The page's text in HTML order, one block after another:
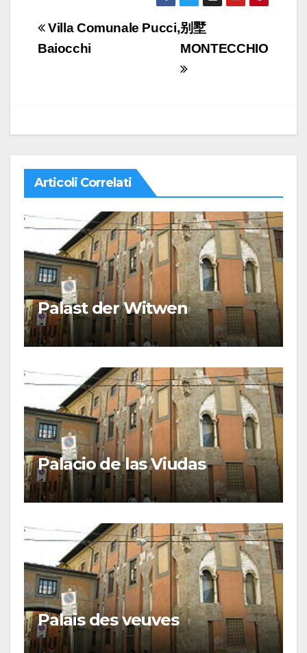
Navigazione
articoli
别墅
MONTECCHIO
Villa Comunale Pucci,
Baiocchi
Articoli Correlati
Palast der Witwen
Palacio de las Viudas
Palais des veuves